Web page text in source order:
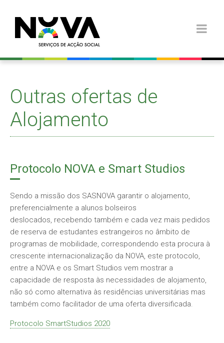
Outras ofertas de
Alojamento
Protocolo NOVA e Smart Studios
Sendo a missão dos SASNOVA garantir o alojamento,
preferencialmente a alunos bolseiros
deslocados, recebendo também e cada vez mais pedidos
de reserva de estudantes estrangeiros no âmbito de
programas de mobilidade, correspondendo esta procura à
crescente internacionalização da NOVA, este protocolo,
entre a NOVA e os Smart Studios vem mostrar a
capacidade de resposta às necessidades de alojamento,
não só como alternativa às residências universitárias mas
também como facilitador de uma oferta diversificada.
Protocolo SmartStudios 2020